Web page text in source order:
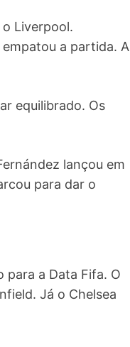
Liverpool.
a partida. A
equilibrado. Os
lançou em
para dar o
para a Data Fifa. O
Já o Chelsea